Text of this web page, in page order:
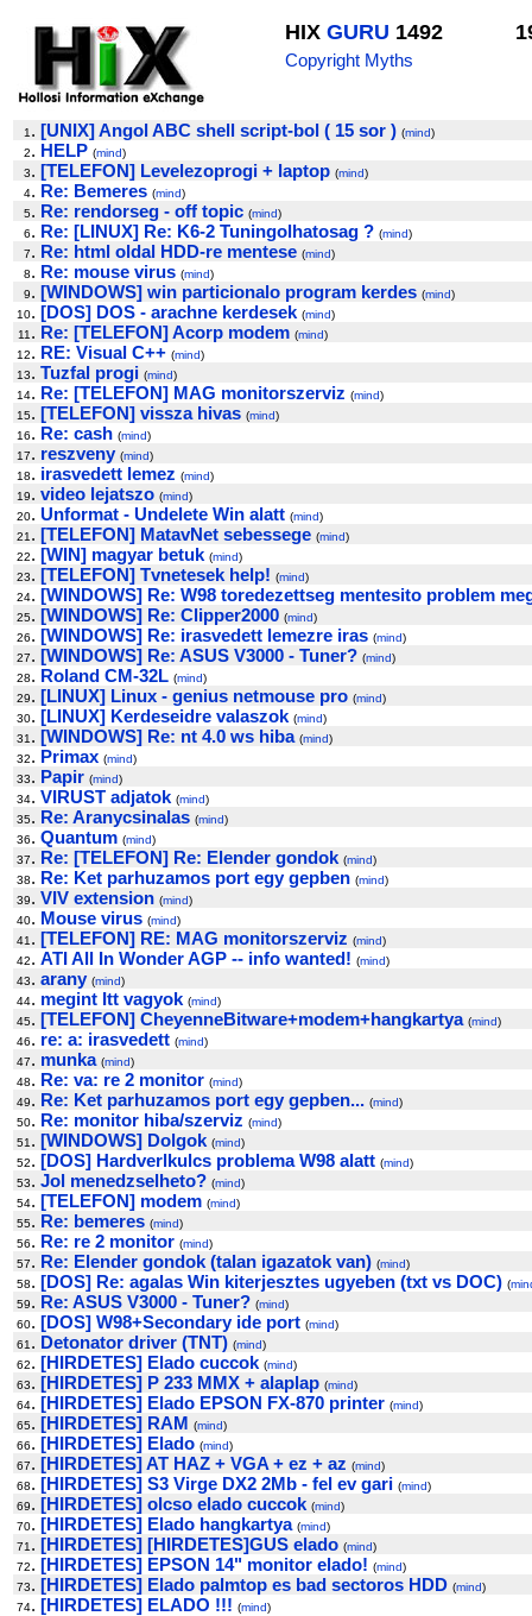
HIX GURU 1492
Copyright Myths
1 . [UNIX] Angol ABC shell script-bol ( 15 sor ) (mind)
2. HELP (mind)
3. [TELEFON] Levelezoprogi + laptop (mind)
4. Re: Bemeres (mind)
5. Re: rendorseg - off topic (mind)
6. Re: [LINUX] Re: K6-2 Tuningolhatosag ? (mind)
7. Re: html oldal HDD-re mentese (mind)
8. Re: mouse virus (mind)
9. [WINDOWS] win particionalo program kerdes (mind)
10. [DOS] DOS - arachne kerdesek (mind)
11 . Re: [TELEFON] Acorp modem (mind)
12. RE: Visual C++ (mind)
13. Tuzfal progi (mind)
14. Re: [TELEFON] MAG monitorszerviz (mind)
15. [TELEFON] vissza hivas (mind)
16. Re: cash (mind)
17. reszveny (mind)
18. irasvedett lemez (mind)
19. video lejatszo (mind)
20. Unformat - Undelete Win alatt (mind)
21 . [TELEFON] MatavNet sebessege (mind)
22. [WIN] magyar betuk (mind)
23. [TELEFON] Tvnetesek help! (mind)
24. [WINDOWS] Re: W98 toredezettseg mentesito problem
25. [WINDOWS] Re: Clipper2000 (mind)
26. [WINDOWS] Re: irasvedett lemezre iras (mind)
27. [WINDOWS] Re: ASUS V3000 - Tuner? (mind)
28. Roland CM-32L (mind)
29. [LINUX] Linux - genius netmouse pro (mind)
30. [LINUX] Kerdeseidre valaszok (mind)
31 . [WINDOWS] Re: nt 4.0 ws hiba (mind)
32. Primax (mind)
33. Papir (mind)
34. VIRUST adjatok (mind)
35. Re: Aranycsinalas (mind)
36. Quantum (mind)
37. Re: [TELEFON] Re: Elender gondok (mind)
38. Re: Ket parhuzamos port egy gepben (mind)
39. VIV extension (mind)
40. Mouse virus (mind)
41 . [TELEFON] RE: MAG monitorszerviz (mind)
42. ATI All In Wonder AGP -- info wanted! (mind)
43. arany (mind)
44. megint Itt vagyok (mind)
45. [TELEFON] CheyenneBitware+modem+hangkartya (mind)
46. re: a: irasvedett (mind)
47. munka (mind)
48. Re: va: re 2 monitor (mind)
49. Re: Ket parhuzamos port egy gepben... (mind)
50. Re: monitor hiba/szerviz (mind)
51 . [WINDOWS] Dolgok (mind)
52. [DOS] Hardverlkulcs problema W98 alatt (mind)
53. Jol menedzselheto? (mind)
54. [TELEFON] modem (mind)
55. Re: bemeres (mind)
56. Re: re 2 monitor (mind)
57. Re: Elender gondok (talan igazatok van) (mind)
58. [DOS] Re: agalas Win kiterjesztes ugyeben (txt vs DOC) (
59. Re: ASUS V3000 - Tuner? (mind)
60. [DOS] W98+Secondary ide port (mind)
61 . Detonator driver (TNT) (mind)
62. [HIRDETES] Elado cuccok (mind)
63. [HIRDETES] P 233 MMX + alaplap (mind)
64. [HIRDETES] Elado EPSON FX-870 printer (mind)
65. [HIRDETES] RAM (mind)
66. [HIRDETES] Elado (mind)
67. [HIRDETES] AT HAZ + VGA + ez + az (mind)
68. [HIRDETES] S3 Virge DX2 2Mb - fel ev gari (mind)
69. [HIRDETES] olcso elado cuccok (mind)
70. [HIRDETES] Elado hangkartya (mind)
71 . [HIRDETES] [HIRDETES]GUS elado (mind)
72. [HIRDETES] EPSON 14" monitor elado! (mind)
73. [HIRDETES] Elado palmtop es bad sectoros HDD (mind)
74. [HIRDETES] ELADO !!! (mind)